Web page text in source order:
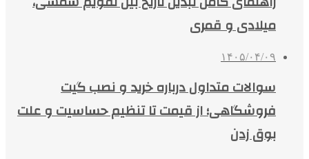
میلادی و قمری
۱۴۰۵/۰۴/۰۹
سوالات متداول درباره خرید و نصب گیت
فروشگاهی؛ از قیمت تا تنظیم حساسیت و علت
بوق زدن